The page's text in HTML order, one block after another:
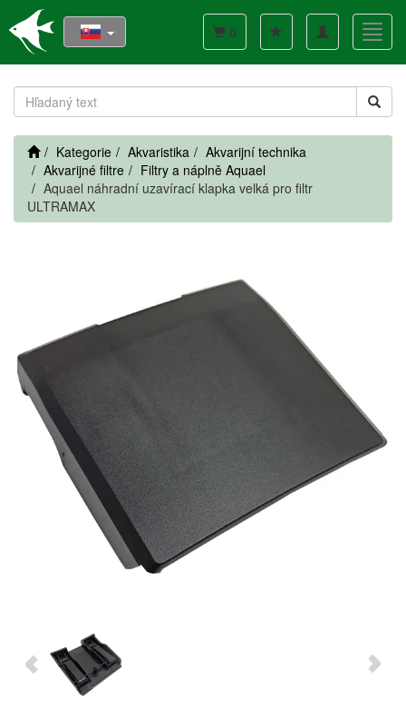
Toggle
navigation
0
Kategorie Akvaristika
Akvarijní technika
Akvarijné filtre
Filtry a náplně Aquael
Aquael náhradní uzavírací klapka velká pro filtr
ULTRAMAX